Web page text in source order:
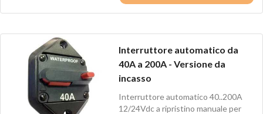
Interruttore automatico da
40A a 200A - Versione da
incasso
Interruttore automatico 40..200A
12/24Vdc a ripristino manuale per